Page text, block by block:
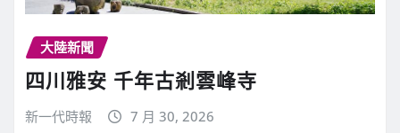
大陸新聞
四川雅安 千年古剎雲峰寺
新一代時報 7 月 30, 2026